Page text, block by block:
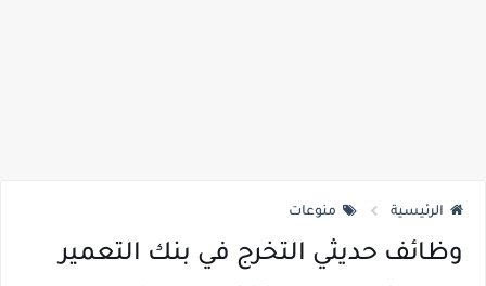
الرئيسية منوعات
وظائف حديثي التخرج في بنك التعمير